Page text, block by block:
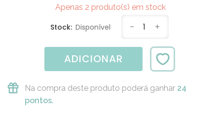
Apenas 2 produto(s) em stock
Stock: Disponível - 1 +
ADICIONAR
Na compra deste produto poderá ganhar 24
pontos.